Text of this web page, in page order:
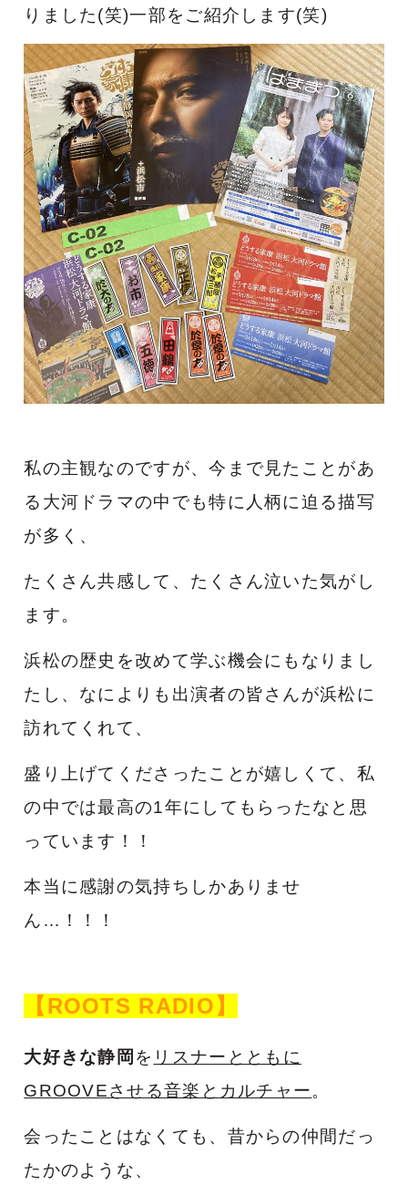
りました(笑)一部をご紹介します(笑)
私の主観なのですが、今まで見たことがあ
る大河ドラマの中でも特に人柄に迫る描写
が多く、
たくさん共感して、たくさん泣いた気がし
ます。
浜松の歴史を改めて学ぶ機会にもなりまし
たし、なによりも出演者の皆さんが浜松に
訪れてくれて、
盛り上げてくださったことが嬉しくて、私
の中では最高の1年にしてもらったなと思
っています！！
本当に感謝の気持ちしかありませ
ん…！！！
【ROOTS RADIO】
大好きな静岡 を リスナーとともに
GROOVEさせる音楽とカルチャー。
会ったことはなくても、昔からの仲間だっ
たかのような、